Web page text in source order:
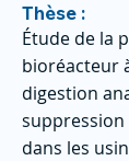
Thèse :
Étude de la
bioréacteur
digestion
suppression
dans les